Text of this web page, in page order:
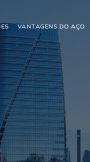
VANTAGENS DO AÇO